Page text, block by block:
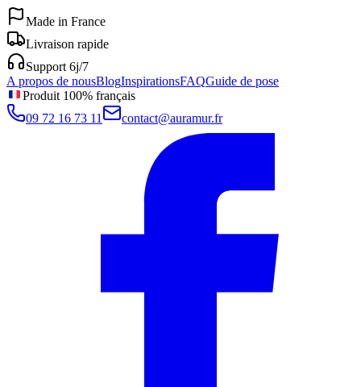
Made in France
Livraison rapide
Support 6j/7
A propos de nousBlogInspirationsFAQGuide de pose
Produit 100% français
09 72 16 73 11
contact@auramur.fr